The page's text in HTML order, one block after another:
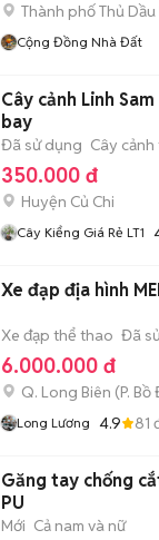
Thành phố Thủ
Cộng Đồng Nhà Đất
Cây cảnh Linh
bay
Đã sử dụng Cây
350.000 đ
Huyện Củ Chi
Cây Kiểng Giá Rẻ LT1
Xe đạp địa hình
Xe đạp thể thao Đã
6.000.000 đ
Q. Long Biên (P. Bồ
Long Lương 4.9 81
Găng tay chống
PU
Mới Cả nam và nữ